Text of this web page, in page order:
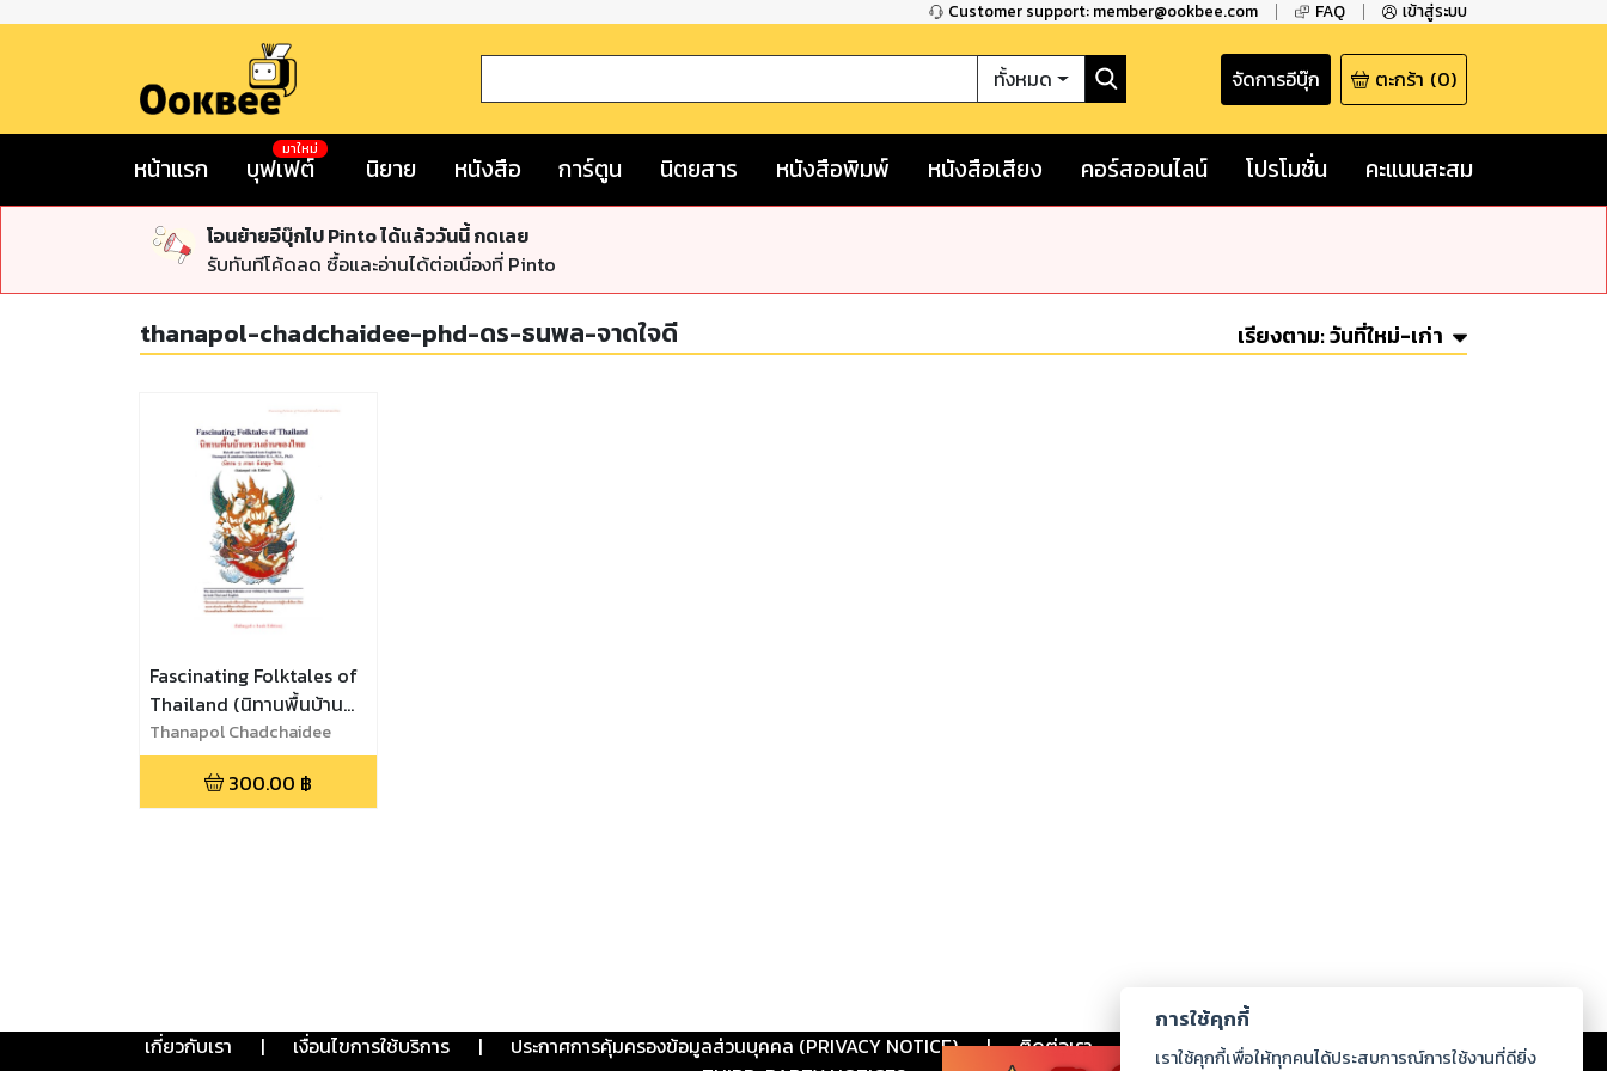
Customer support: member@ookbee.com FAQ เข้าสู่ระบบ
ทั้งหมด จัดการอีบุ๊ก ตะกร้า (0)
หน้าแรก บุฟเฟต์
มาใหม่
นิยาย หนังสือ การ์ตูน นิตยสาร หนังสือพิมพ์ หนังสือเสียง คอร์สออนไลน์ โปรโมชั่น คะแนนสะสม
โอนย้ายอีบุ๊กไป Pinto ได้แล้ววันนี้ กดเลย
รับทันทีโค้ดลด ซื้อและอ่านได้ต่อเนื่องที่ Pinto
thanapol-chadchaidee-phd-ดร-ธนพล-จาดใจดี เรียงตาม:วันที่ใหม่-เก่า
Fascinating Folktales of
Thailand (นิทานพื้นบ้าน
ชวนอ่าของไทย)
Thanapol Chadchaidee
Ph.D. (ดร. ธนพล จาดใจดี)
300.00 ฿
เกี่ยวกับเรา | เงื่อนไขการใช้บริการ | ประกาศการคุ้มครองข้อมูลส่วนบุคคล (PRIVACY NOTICE) | ติดต่อเรา ร่วมงานกับเรา ดาวน์โหลด
การใช้คุกกี้
เราใช้คุกกี้เพื่อให้ทุกคนได้ประสบการณ์การใช้งานที่ดียิ่ง